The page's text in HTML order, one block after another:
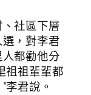
社區下層
，對李君
都勸他分
祖祖輩輩都
李君說。